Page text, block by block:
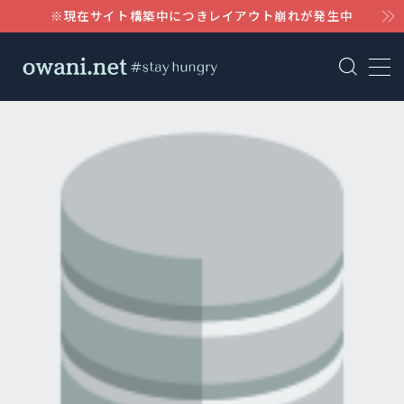
※現在サイト構築中につきレイアウト崩れが発生中
MENU
WordPress
Notion
Claude